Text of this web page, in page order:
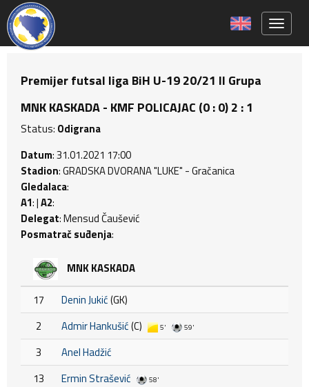
Premijer futsal liga BiH U-19 20/21 II Grupa
MNK KASKADA - KMF POLICAJAC (0 : 0) 2 : 1
Status: Odigrana
Datum: 31.01.2021 17:00
Stadion: GRADSKA DVORANA "LUKE" - Gračanica
Gledalaca:
A1: |A2:
Delegat: Mensud Čaušević
Posmatrač suđenja:
MNK KASKADA
17 Denin Jukić(GK)
2
Admir Hankušić(C) 5' 59'
3
Anel Hadžić
13
Ermin Strašević 58'